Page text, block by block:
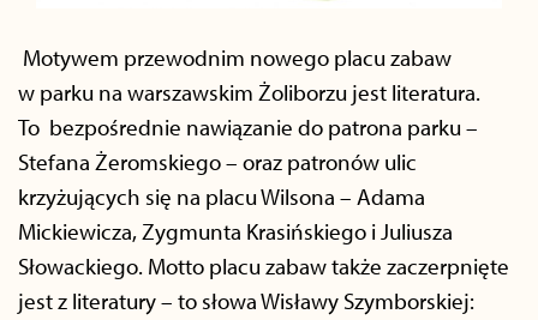
Motywem przewodnim nowego placu zabaw
w parku na warszawskim Żoliborzu jest literatura.
To bezpośrednie nawiązanie do patrona parku –
Stefana Żeromskiego – oraz patronów ulic
krzyżujących się na placu Wilsona – Adama
Mickiewicza, Zygmunta Krasińskiego i Juliusza
Słowackiego. Motto placu zabaw także zaczerpnięte
jest z literatury – to słowa Wisławy Szymborskiej: